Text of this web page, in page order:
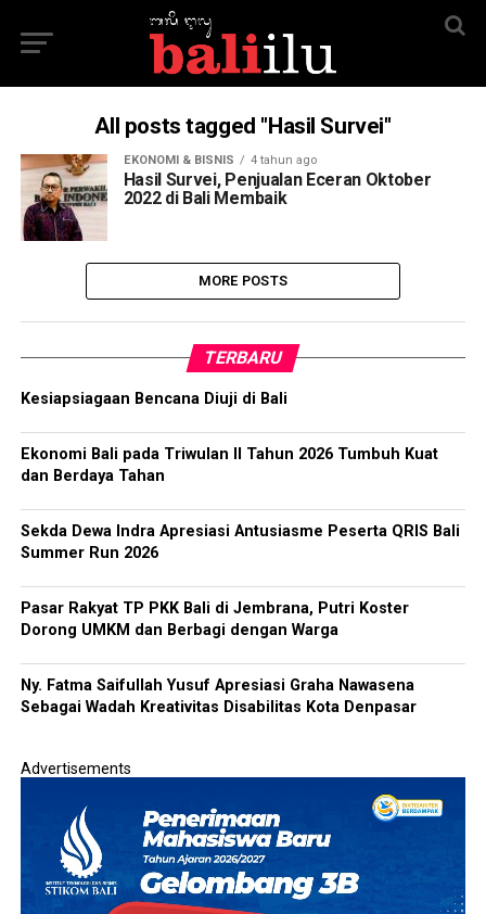
All posts tagged "Hasil Survei"
EKONOMI & BISNIS 4 tahun ago
Hasil Survei, Penjualan Eceran Oktober
2022 di Bali Membaik
MORE POSTS
TERBARU
Kesiapsiagaan Bencana Diuji di Bali
Ekonomi Bali pada Triwulan II Tahun 2026 Tumbuh Kuat
dan Berdaya Tahan
Sekda Dewa Indra Apresiasi Antusiasme Peserta QRIS Bali
Summer Run 2026
Pasar Rakyat TP PKK Bali di Jembrana, Putri Koster
Dorong UMKM dan Berbagi dengan Warga
Ny. Fatma Saifullah Yusuf Apresiasi Graha Nawasena
Sebagai Wadah Kreativitas Disabilitas Kota Denpasar
Advertisements